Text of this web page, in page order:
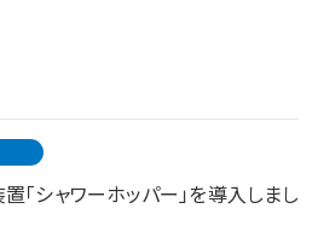
「シャワーホッパー」を導入しまし